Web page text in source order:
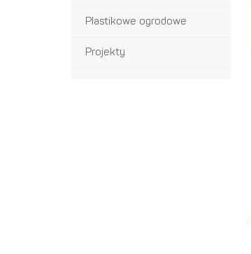
Plastikowe ogrodowe
Projekty